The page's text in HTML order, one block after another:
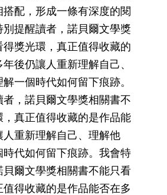
配，形成一條有深度的閱
提醒讀者，諾貝爾文學獎
獎光環，真正值得收藏的
後仍讓人重新理解自己、
一個時代如何留下痕跡。
，諾貝爾文學獎相關書不
真正值得收藏的是作品能
重新理解自己、理解他
時代如何留下痕跡。我會特
貝爾文學獎相關書不能只看
得收藏的是作品能否在多